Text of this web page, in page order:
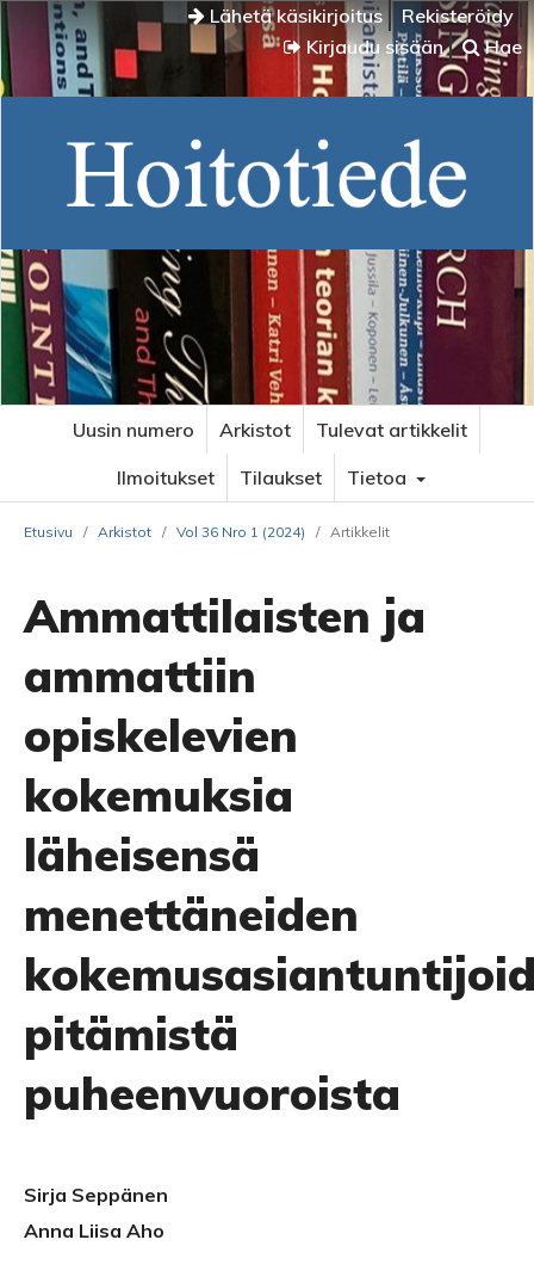
Lähetä käsikirjoitus
Rekisteröidy
Kirjaudu sisään
Hae
Uusin numero Arkistot
Tulevat artikkelit
Ilmoitukset
Tilaukset Tietoa
Etusivu / Arkistot / Vol 36 Nro 1 (2024) / Artikkelit
Ammattilaisten ja
ammattiin
opiskelevien
kokemuksia
läheisensä
menettäneiden
pitämistä
puheenvuoroista
Sirja Seppänen
Anna Liisa Aho